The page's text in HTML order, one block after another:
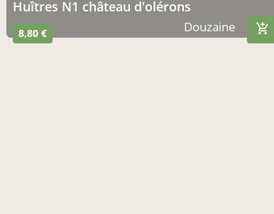
Huîtres N1 château d'olérons
8,80 € Douzaine